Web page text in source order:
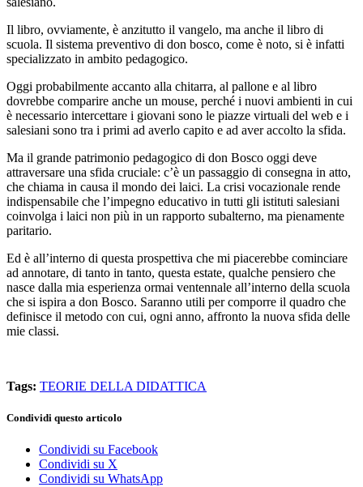
Il libro, ovviamente, è anzitutto il vangelo, ma anche il libro di
scuola. Il sistema preventivo di don bosco, come è noto, si è infatti
specializzato in ambito pedagogico.
Oggi probabilmente accanto alla chitarra, al pallone e al libro
dovrebbe comparire anche un mouse, perché i nuovi ambienti in cui
è necessario intercettare i giovani sono le piazze virtuali del web e i
salesiani sono tra i primi ad averlo capito e ad aver accolto la sfida.
Ma il grande patrimonio pedagogico di don Bosco oggi deve
attraversare una sfida cruciale: c’è un passaggio di consegna in atto,
che chiama in causa il mondo dei laici. La crisi vocazionale rende
indispensabile che l’impegno educativo in tutti gli istituti salesiani
coinvolga i laici non più in un rapporto subalterno, ma pienamente
paritario.
Ed è all’interno di questa prospettiva che mi piacerebbe cominciare
ad annotare, di tanto in tanto, questa estate, qualche pensiero che
nasce dalla mia esperienza ormai ventennale all’interno della scuola
che si ispira a don Bosco. Saranno utili per comporre il quadro che
definisce il metodo con cui, ogni anno, affronto la nuova sfida delle
mie classi.
Tags: TEORIE DELLA DIDATTICA
Condividi questo articolo
Condividi su Facebook
Condividi su X
Condividi su WhatsApp